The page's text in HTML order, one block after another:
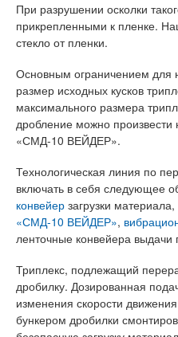
При разрушении осколки
прикрепленными к пленке.
стекло от пленки.
Основным ограничением для
размер исходных кусков
максимального размера
дробление можно
«СМД-10 ВЕЙДЕР».
Технологическая линия по
включать в себя следующее
конвейер загрузки материала,
«СМД-10 ВЕЙДЕР»,
ленточные конвейера выдачи
Триплекс, подлежащий
дробилку. Дозированная
изменения скорости
бункером дробилки